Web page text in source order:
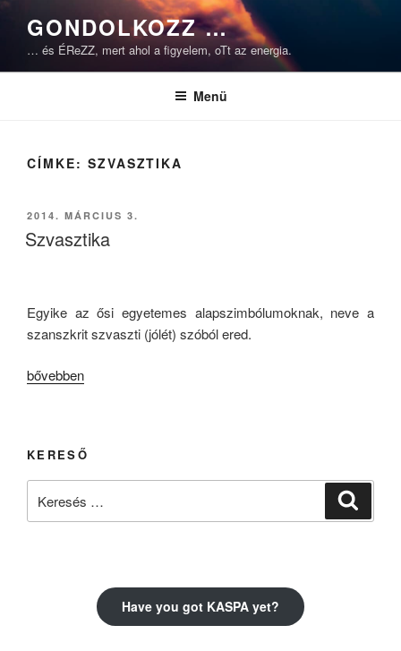
Tartalomhoz
GONDOLKOZZ …
… és ÉReZZ, mert ahol a figyelem, oTt az energia.
Menü
CÍMKE: SZVASZTIKA
BEKÜLDVE:
2014. MÁRCIUS 3.
Szvasztika
Egyike az ősi egyetemes alapszimbólumoknak, neve a
szanszkrit szvaszti (jólét) szóból ered.
„Szvasztika”
bővebben
KERESŐ
Have you got KASPA yet?